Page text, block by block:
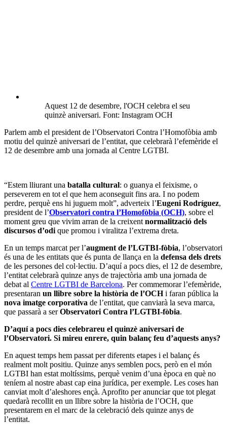
Aquest 12 de desembre, l'OCH celebra el seu
quinzè aniversari. Font: Instagram OCH
Parlem amb el president de l’Observatori Contra l’Homofòbia amb
motiu del quinzè aniversari de l’entitat, que celebrarà l’efemèride el
12 de desembre amb una jornada al Centre LGTBI.
“Estem lliurant una batalla cultural: o guanya el feixisme, o
perseverem en tot el que hem aconseguit fins ara. I no podem
perdre, perquè ens hi juguem molt”, adverteix l’Eugeni Rodríguez,
president de l’Observatori contra l’Homofòbia (OCH), sobre el
moment greu que vivim arran de la creixent normalització dels
discursos d’odi que promou i viralitza l’extrema dreta.
En un temps marcat per l’augment de l’LGTBI-fòbia, l’observatori
és una de les entitats que és punta de llança en la defensa dels drets
de les persones del col·lectiu. D’aquí a pocs dies, el 12 de desembre,
l’entitat celebrarà quinze anys de trajectòria amb una jornada de
debat al Centre LGTBI de Barcelona. Per commemorar l’efemèride,
presentaran un llibre sobre la història de l’OCHi faran pública la
nova imatge corporativa de l’entitat, que canviarà la seva marca,
que passarà a serObservatori Contra l’LGTBI-fòbia.
D’aquí a pocs dies celebrareu el quinzè aniversari de
l’Observatori. Si mireu enrere, quin balanç feu d’aquests anys?
En aquest temps hem passat per diferents etapes i el balanç és
realment molt positiu. Quinze anys semblen pocs, però en el món
LGTBI han estat moltíssims, perquè venim d’una època en què no
teníem al nostre abast cap eina jurídica, per exemple. Les coses han
canviat molt d’aleshores ençà. Aprofito per anunciar que tot plegat
quedarà recollit en un llibre sobre la història de l’OCH, que
presentarem en el marc de la celebració dels quinze anys de
l’entitat.